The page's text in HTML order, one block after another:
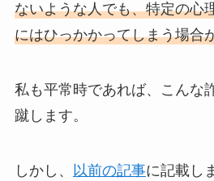
ないような人でも、特定の心
にはひっかかってしまう場合
私も平常時であれば、こんな
蹴します。
しかし、 以前の記事に記載し